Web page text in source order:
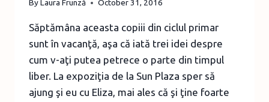
ByLaura Frunză October 31, 2016
Săptămâna aceasta copiii din ciclul primar
sunt în vacanţă, aşa că iată trei idei despre
cum v-aţi putea petrece o parte din timpul
liber. La expoziţia de la Sun Plaza sper să
ajung şi eu cu Eliza, mai ales că şi ţine foarte